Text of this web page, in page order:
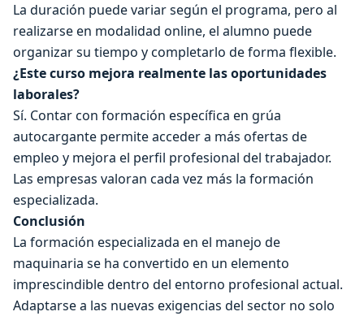
La duración puede variar según el programa, pero al
realizarse en modalidad online, el alumno puede
organizar su tiempo y completarlo de forma flexible.
¿Este curso mejora realmente las oportunidades
laborales?
Sí. Contar con formación específica en grúa
autocargante permite acceder a más ofertas de
empleo y mejora el perfil profesional del trabajador.
Las empresas valoran cada vez más la formación
especializada.
Conclusión
La formación especializada en el manejo de
maquinaria se ha convertido en un elemento
imprescindible dentro del entorno profesional actual.
Adaptarse a las nuevas exigencias del sector no solo